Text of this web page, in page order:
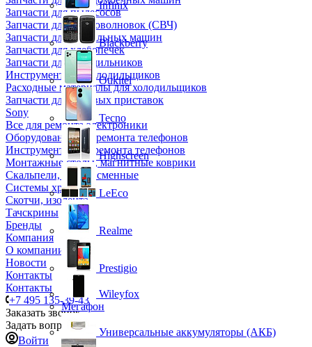
Запчасти для пылесосов
Запчасти для микроволновок (СВЧ)
Запчасти для стиральных машин
Запчасти для хлебопечек
Запчасти для холодильников
Инструмент для холодильщиков
Расходные материалы для холодильщиков
Запчасти для игровых приставок
Sony
Все для ремонта электроники
Оборудование для ремонта телефонов
Инструменты для ремонта телефонов
Монтажные столы, магнитные коврики
Скальпели, лезвия сменные
Системы хранения
Скотчи, изолента
Тачскрины
Бренды
Компания
О компании
Новости
Контакты
Контакты
+7 495 135-39-43
Заказать звонок
Задать вопрос
Войти
Infinix
Blackberry
Oukitel
Tecno
Highscreen
LeEco
Realme
Prestigio
Wileyfox
Мегафон
Универсальные аккумуляторы (АКБ)